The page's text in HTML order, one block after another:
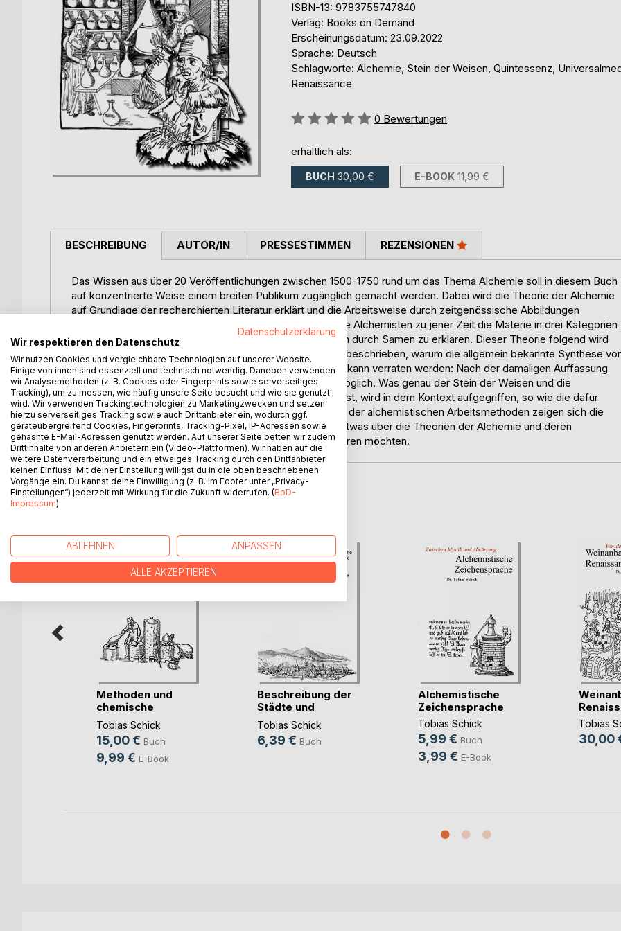
ISBN-13: 9783755747840
Verlag: Books on Demand
Erscheinungsdatum: 23.09.2022
Sprache: Deutsch
Schlagworte: Alchemie, Stein der Weisen, Quintessenz,
Renaissance
Bewertung::
0 Bewertungen
erhältlich als:
BUCH 30,00 € E-BOOK 11,99 €
BESCHREIBUNG
Das Wissen aus über 20 Veröffentlichungen zwischen 1500-1750 rund um das Thema Alchemie soll in diesem Buch
auf konzentrierte Weise einem breiten Publikum zugänglich gemacht werden. Dabei wird die Theorie der Alchemie
auf Grundlage der recherchierten Literatur erklärt und die Arbeitsweise durch zeitgenössische Abbildungen
veranschaulicht. Zusammengefasst werden kann, dass die Alchemisten zu jener Zeit die Materie in drei Kategorien
einteilten und versuchten den inneren Aufbau von Metallen durch Samen zu erklären. Dieser Theorie folgend wird
der Grund für Metallvorkommen in der Natur erläutert und beschrieben, warum die allgemein bekannte Synthese
Gold aus unedlen Metallen möglich zu sein schien. So viel kann verraten werden: Nach der damaligen Auffassung
war dieses Kunstwerk ohne den Stein der Weisen nicht möglich. Was genau der Stein der Weisen und die
sagenumwobene Universalmedizin oder die Quintessenz ist, wird in dem Kontext aufgegriffen, so wie die dafür
nötigen Labortechniken. Besonders bei der Beschreibung der alchemistischen Arbeitsmethoden zeigen sich die
Wurzeln der modernen Chemie. Lesenswert für alle, die etwas über die Theorien der Alchemie und deren
Arbeitsweisen in einer kurzweiligen Veröffentlichung erfahren möchten.
AUTOR/IN PRESSESTIMMEN REZENSIONEN
WEITERE TITEL BEI
Methoden und
chemische
Prozesse de(...)
Tobias Schick
15,00 € Buch
9,99 € E-Book
Beschreibung der
Städte und
Dörfer(...)
Tobias Schick
6,39 € Buch
Alchemistische
Zeichensprache
Tobias Schick
5,99 € Buch
3,99 € E-Book
Tobias
30,00
Datenschutzerklärung
Wir respektieren den Datenschutz
Wir nutzen Cookies und vergleichbare Technologien auf unserer Website.
Einige von ihnen sind essenziell und technisch notwendig. Daneben verwenden
wir Analysemethoden (z. B. Cookies oder Fingerprints sowie serverseitiges
Tracking), um zu messen, wie häufig unsere Seite besucht und wie sie genutzt
wird. Wir verwenden Trackingtechnologien zu Marketingzwecken und setzen
hierzu serverseitiges Tracking sowie auch Drittanbieter ein, wodurch ggf.
geräteübergreifend Cookies, Fingerprints, Tracking-Pixel, IP-Adressen sowie
gehashte E-Mail-Adressen genutzt werden. Auf unserer Seite betten wir zudem
Drittinhalte von anderen Anbietern ein (Video-Plattformen). Wir haben auf die
weitere Datenverarbeitung und ein etwaiges Tracking durch den Drittanbieter
keinen Einfluss. Mit deiner Einstellung willigst du in die oben beschriebenen
Vorgänge ein. Du kannst deine Einwilligung (z. B. im Footer unter „Privacy-
Einstellungen“) jederzeit mit Wirkung für die Zukunft widerrufen. (BoD-
Impressum)
ABLEHNEN ANPASSEN
ALLE AKZEPTIEREN